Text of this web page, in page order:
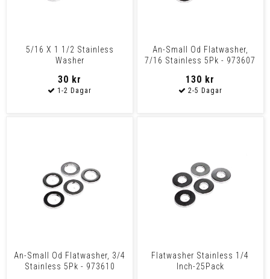
5/16 X 1 1/2 Stainless
Washer
30 kr
An-Small Od Flatwasher,
7/16 Stainless 5Pk - 973607
130 kr
An-Small Od Flatwasher, 3/4
Stainless 5Pk - 973610
Flatwasher Stainless 1/4
Inch-25Pack